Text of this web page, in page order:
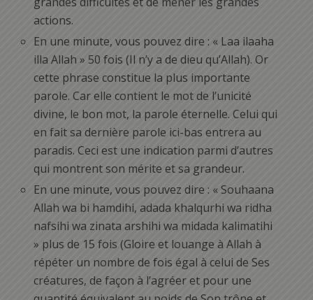
actions.
En une minute, vous pouvez dire : « Laa ilaaha
illa Allah » 50 fois (Il n’y a de dieu qu’Allah). Or
cette phrase constitue la plus importante
parole. Car elle contient le mot de l’unicité
divine, le bon mot, la parole éternelle. Celui qui
en fait sa dernière parole ici-bas entrera au
paradis. Ceci est une indication parmi d’autres
qui montrent son mérite et sa grandeur.
En une minute, vous pouvez dire : « Souhaana
Allah wa bi hamdihi, adada khalqurhi wa ridha
nafsihi wa zinata arshihi wa midada kalimatihi
» plus de 15 fois (Gloire et louange à Allah à
répéter un nombre de fois égal à celui de Ses
créatures, de façon à l’agréer et pour une